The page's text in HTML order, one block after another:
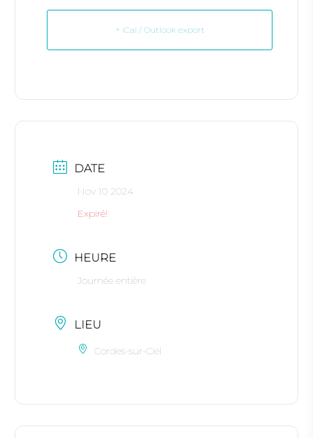
+ iCal / Outlook export
DATE
Nov 10 2024
Expiré!
HEURE
Journée entière
LIEU
Cordes-sur-Ciel